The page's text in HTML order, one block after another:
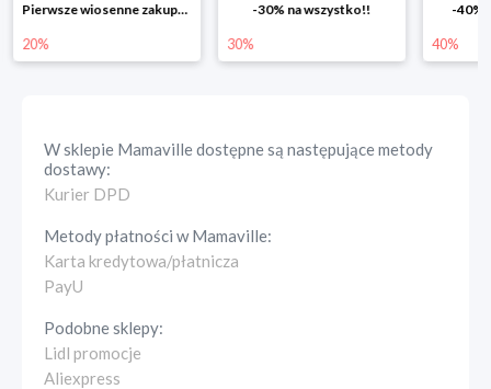
-30% na wszystko!!
30%
-40% na drugą sztukę
40% 25%
W sklepie Mamavilledostępne są następujące metody
dostawy:
Kurier DPD
Metody płatności wMamaville:
Karta kredytowa/płatnicza
PayU
Podobne sklepy:
Lidl promocje
Aliexpress